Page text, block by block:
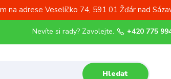
adrese Veselíčko 74, 591 01 Žďár nad
Hledat
Nevíte si rady? Zavolejte. +420 775